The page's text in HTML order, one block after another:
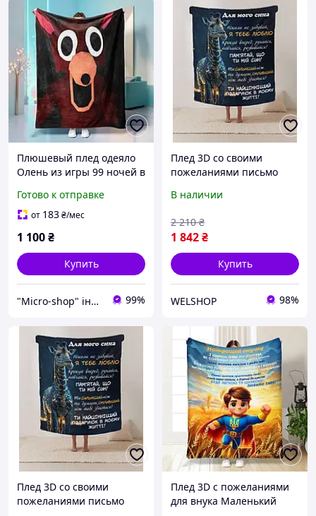
Плюшевый плед одеяло
Олень из игры 99 ночей в
Forest150х200 см
Готово к отправке
от 183₴/мес
1 100₴
Купить
"Micro-shop" інтернет-магазин 99%
Плед 3D со своими
пожеланиями письмо
Плед з теплими
12213 160х200 см pelican
В наличии
1 842₴
2 210 ₴
Купить
WELSHOP 98%
Плед 3D со своими
пожеланиями письмо
Плед 3D с пожеланиями
для внука Маленький